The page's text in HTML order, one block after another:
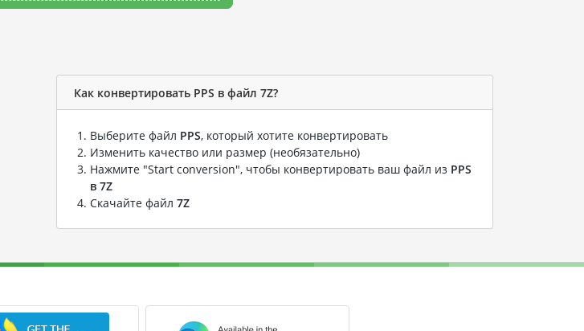
Как конвертировать PPS в файл 7Z?
Выберите файл PPS, который хотите конвертировать
Изменить качество или размер (необязательно)
Нажмите "Start conversion", чтобы конвертировать ваш файл из PPS
в 7Z
Скачайте файл 7Z